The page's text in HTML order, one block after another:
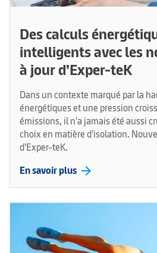
Des calculs
intelligents avec les
à jour d’Exper-teK
Dans un contexte marqué par la
énergétiques et une pression
émissions, il n'a jamais été aussi
choix en matière d'isolation.
d'Exper-teK.
En savoir plus arrow_forward